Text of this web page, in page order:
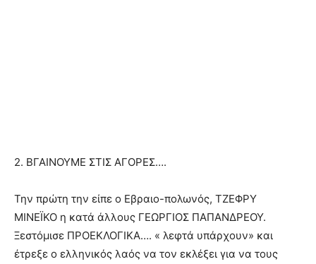
2. ΒΓΑΙΝΟΥΜΕ ΣΤΙΣ ΑΓΟΡΕΣ….
Την πρώτη την είπε ο Εβραιο-πολωνός, ΤΖΕΦΡΥ
ΜΙΝΕΪΚΟ η κατά άλλους ΓΕΩΡΓΙΟΣ ΠΑΠΑΝΔΡΕΟΥ.
Ξεστόμισε ΠΡΟΕΚΛΟΓΙΚΑ…. « λεφτά υπάρχουν» και
έτρεξε ο ελληνικός λαός να τον εκλέξει για να τους